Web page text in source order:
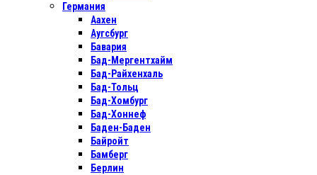
Германия
Аахен
Аугсбург
Бавария
Бад-Мергентхайм
Бад-Райхенхаль
Бад-Тольц
Бад-Хомбург
Бад-Хоннеф
Баден-Баден
Байройт
Бамберг
Берлин